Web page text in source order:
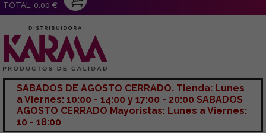
TOTAL: 0,00 €
SABADOS DE AGOSTO CERRADO. Tienda: Lunes
a Viernes: 10:00 - 14:00 y 17:00 - 20:00 SABADOS
AGOSTO CERRADO Mayoristas: Lunes a Viernes:
10 - 18:00